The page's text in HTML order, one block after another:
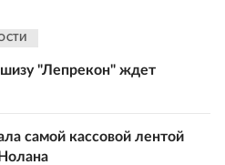
"Лепрекон" ждет
самой кассовой лентой